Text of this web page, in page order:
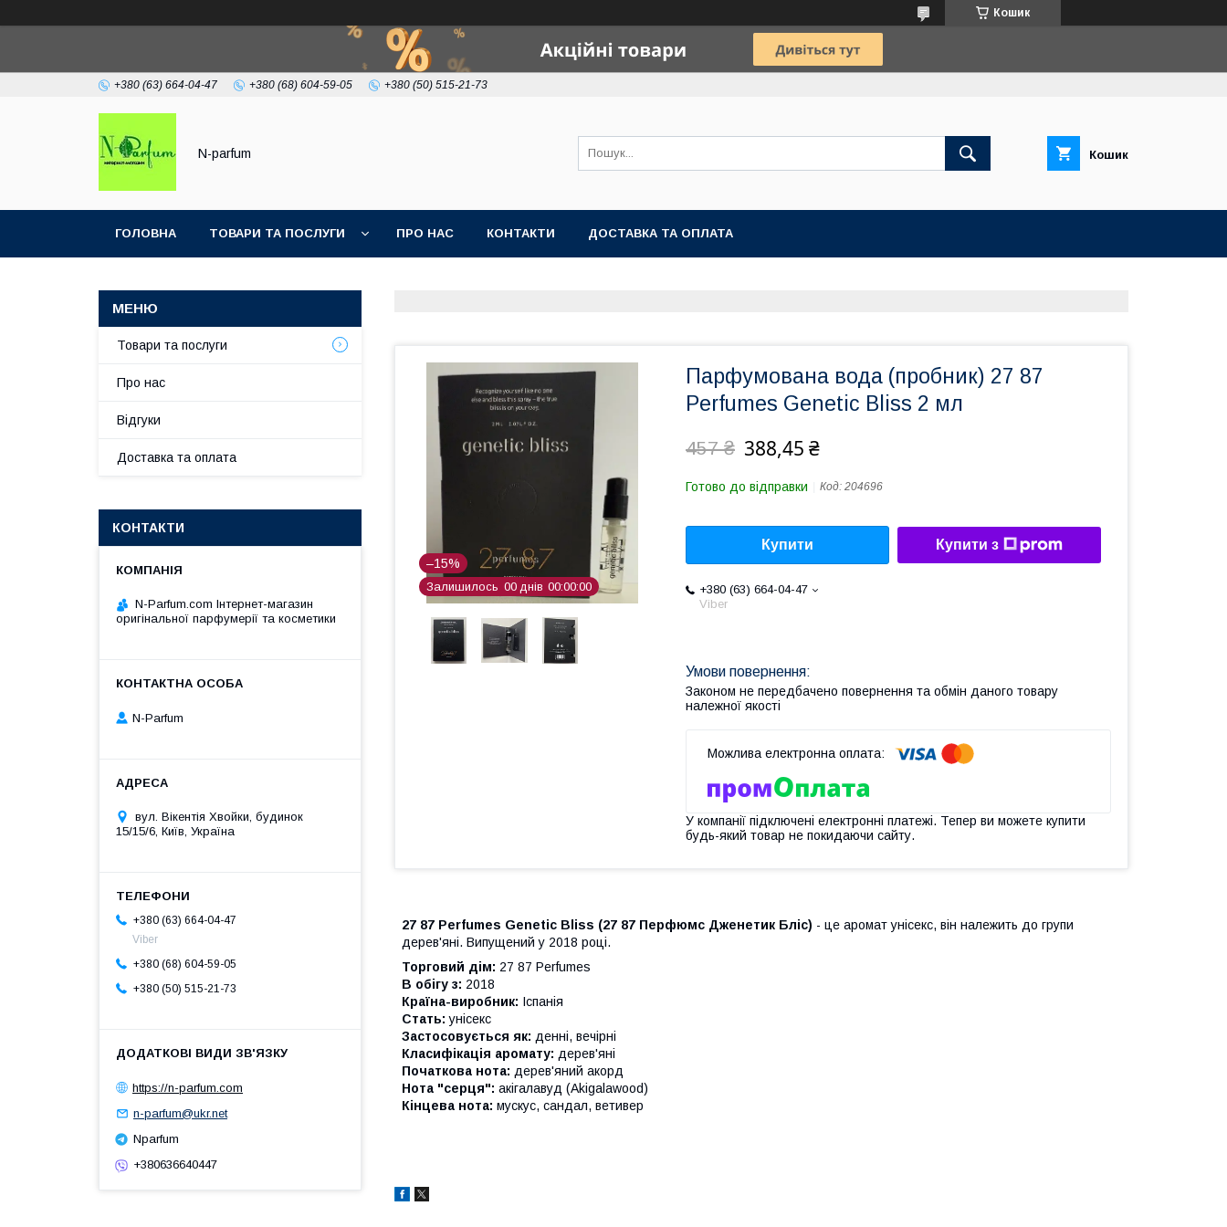
Кошик
+380 (63) 664-04-47 +380 (68) 604-59-05 +380 (50) 515-21-73
N-parfum Кошик
ГОЛОВНА ТОВАРИ ТА ПОСЛУГИ ПРО НАС КОНТАКТИ ДОСТАВКА ТА ОПЛАТА
–15%
Залишилось 00 днів 00 00 00
Парфумована вода (пробник) 27 87
Perfumes Genetic Bliss 2 мл
457 ₴ 388,45 ₴
Готово до відправки Код: 204696
Купити Купити з
+380 (63) 664-04-47
Viber
Законом не передбачено повернення та обмін даного товару
належної якості
У компанії підключені електронні платежі. Тепер ви можете купити
будь-який товар не покидаючи сайту.
27 87 Perfumes Genetic Bliss (27 87 Перфюмс Дженетик Бліс) - це аромат унісекс, він належить до групи
дерев'яні. Випущений у 2018 році.
Торговий дім: 27 87 Perfumes
В обігу з: 2018
Країна-виробник: Іспанія
Стать: унісекс
Застосовується як: денні, вечірні
Класифікація аромату: дерев'яні
Початкова нота: дерев'яний акорд
Нота "серця": акігалавуд (Akigalawood)
Кінцева нота: мускус, сандал, ветивер
Товари та послуги
Про нас
Відгуки
Доставка та оплата
КОНТАКТИ
N-Parfum.com Інтернет-магазин
оригінальної парфумерії та косметики
N-Parfum
вул. Вікентія Хвойки, будинок
15/15/6, Київ, Україна
+380 (63) 664-04-47
Viber
+380 (68) 604-59-05
+380 (50) 515-21-73
https://n-parfum.com
n-parfum@ukr.net
Nparfum
+380636640447